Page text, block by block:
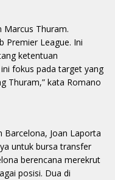
Marcus Thuram.
Premier League. Ini
ketentuan
fokus pada target yang
Thuram,” kata Romano
Barcelona, Joan Laporta
untuk bursa transfer
berencana merekrut
posisi. Dua di